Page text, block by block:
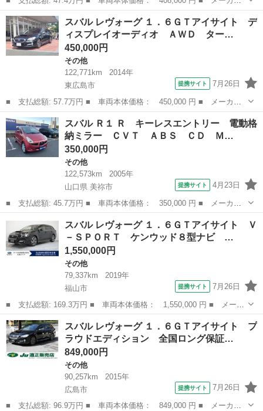
名： スバル ■ 車種名： レガシィアウトバック ■ グレード
名： ２．５ｉ Ｓスタイル ナビ ドラレコ ＥＴＣ キーレスエ
ントリー フロン...
広島 福山市 その他
スバル レヴォーグ １．６ＧＴアイサイト デ
ィスプレイオーディオ ＡＷＤ ター…
450,000円
その他
122,771km
2014年
東広島市
提携サイト 7月26日
■ 支払総額: 57.7万円 ■ 車両本体価格： 450,000 円 ■ メーカー
名： スバル ■ 車種名： レヴォーグ ■ グレード名： １．６Ｇ
Ｔアイサイト ディスプレイオーディオ ＡＷＤ ターボ バックカ
メラ ＥＴＣ...
広島 東広島市
スバル Ｒ１ Ｒ キーレスエントリー 電動格
納ミラー ＣＶＴ ＡＢＳ ＣＤ Ｍ…
350,000円
その他
122,573km
2005年
山口県 美祢市
提携サイト 4月23日
■ 支払総額: 45.7万円 ■ 車両本体価格： 350,000 円 ■ メーカー
名： スバル ■ 車種名： Ｒ１ ■ グレード名： Ｒ キーレスエ
ントリー 電動格納ミラー ＣＶＴ ＡＢＳ ＣＤ ＭＤ アルミホ
イール 衝突...
スバル レヴォーグ １．６ＧＴアイサイト Ｖ
－ＳＰＯＲＴ ケンウッド８型ナビ …
1,550,000円
その他
79,337km
2019年
福山市
提携サイト 7月26日
■ 支払総額: 169.3万円 ■ 車両本体価格： 1,550,000 円 ■ メーカ
ー名： スバル ■ 車種名： レヴォーグ ■ グレード名： １．６
ＧＴアイサイト Ｖ－ＳＰＯＲＴ ケンウッド８型ナビ フロント・
サイド・...
広島 福山市
スバル レヴォーグ １．６ＧＴアイサイト プ
ラウドエディション 全国ロング保証…
849,000円
その他
90,257km
2015年
広島市
提携サイト 7月26日
■ 支払総額: 96.9万円 ■ 車両本体価格： 849,000 円 ■ メーカー